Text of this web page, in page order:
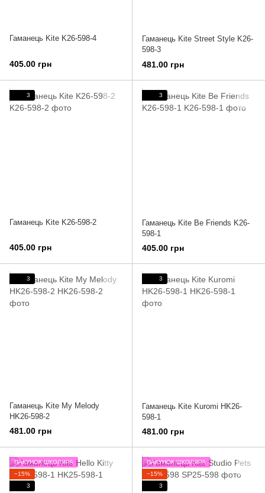
Гаманець Kite K26-598-4
405.00 грн
Гаманець Kite Street Style K26-
598-3
481.00 грн
3
Гаманець Kite K26-598-2
405.00 грн
3
Гаманець Kite Be Friends K26-
598-1
405.00 грн
3
Гаманець Kite My Melody
HK26-598-2
481.00 грн
3
Гаманець Kite Kuromi HK26-
598-1
481.00 грн
ПАКУНОК ШКОЛЯРА
−15%
3
ПАКУНОК ШКОЛЯРА
−15%
3